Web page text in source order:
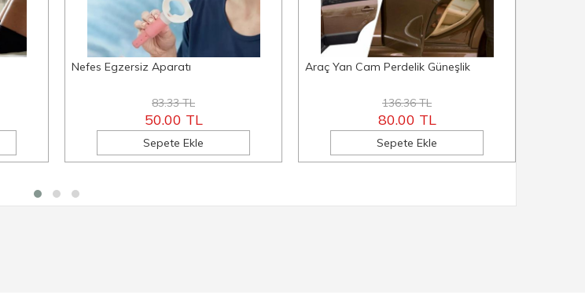
Nefes Egzersiz Aparatı
83.33 TL
50.00 TL
Sepete Ekle
Araç Yan Cam Perdelik Güneşlik
136.36 TL
80.00 TL
Sepete Ekle